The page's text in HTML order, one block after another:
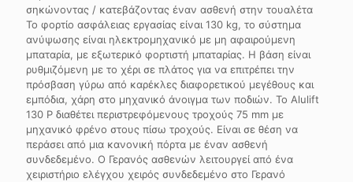
σηκώνοντας / κατεβάζοντας έναν ασθενή στην τουαλέτα
Το φορτίο ασφάλειας εργασίας είναι 130 kg, το σύστημα
ανύψωσης είναι ηλεκτρομηχανικό με μη αφαιρούμενη
μπαταρία, με εξωτερικό φορτιστή μπαταρίας. Η βάση είναι
ρυθμιζόμενη με το χέρι σε πλάτος για να επιτρέπει την
πρόσβαση γύρω από καρέκλες διαφορετικού μεγέθους και
εμπόδια, χάρη στο μηχανικό άνοιγμα των ποδιών. Το Alulift
130 P διαθέτει περιστρεφόμενους τροχούς 75 mm με
μηχανικό φρένο στους πίσω τροχούς. Είναι σε θέση να
περάσει από μια κανονική πόρτα με έναν ασθενή
συνδεδεμένο. Ο Γερανός ασθενών λειτουργεί από ένα
χειριστήριο ελέγχου χειρός συνδεδεμένο στο Γερανό